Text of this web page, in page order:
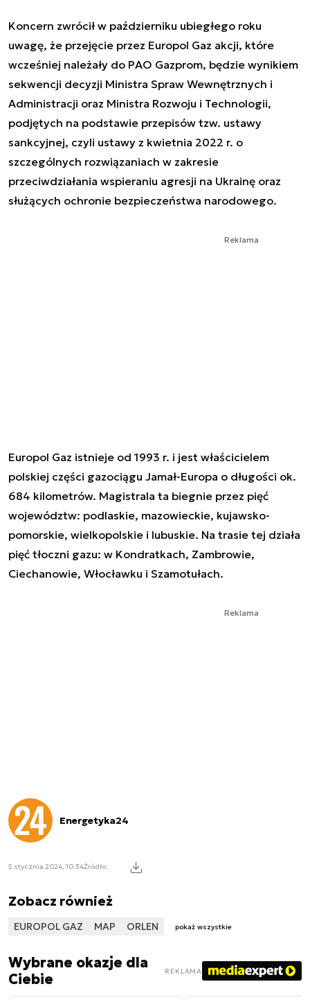
Koncern zwrócił w październiku ubiegłego roku
uwagę, że przejęcie przez Europol Gaz akcji, które
wcześniej należały do PAO Gazprom, będzie wynikiem
sekwencji decyzji Ministra Spraw Wewnętrznych i
Administracji oraz Ministra Rozwoju i Technologii,
podjętych na podstawie przepisów tzw. ustawy
sankcyjnej, czyli ustawy z kwietnia 2022 r. o
szczególnych rozwiązaniach w zakresie
przeciwdziałania wspieraniu agresji na Ukrainę oraz
służących ochronie bezpieczeństwa narodowego.
Reklama
Europol Gaz istnieje od 1993 r. i jest właścicielem
polskiej części gazociągu Jamał-Europa o długości ok.
684 kilometrów. Magistrala ta biegnie przez pięć
województw: podlaskie, mazowieckie, kujawsko-
pomorskie, wielkopolskie i lubuskie. Na trasie tej działa
pięć tłoczni gazu: w Kondratkach, Zambrowie,
Ciechanowie, Włocławku i Szamotułach.
Reklama
Energetyka24
5 stycznia 2024, 10:34Źródło:
Zobacz również
EUROPOL GAZ MAP ORLEN pokaż wszystkie
Wybrane okazje dla
Ciebie
REKLAMA